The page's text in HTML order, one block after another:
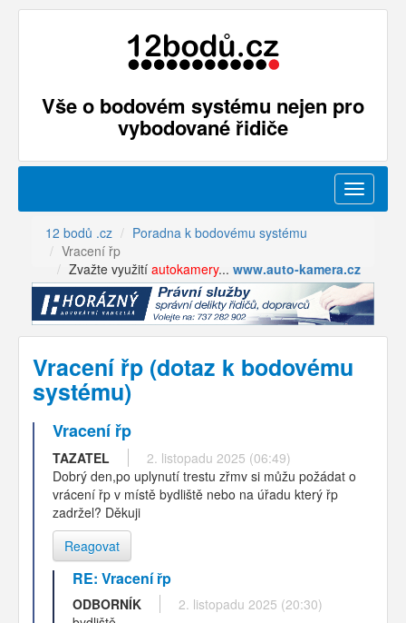
Vše o bodovém systému nejen pro
vybodované řidiče
Menu
12 bodů .cz
Poradna k bodovému systému
Vracení řp
Zvažte využití autokamery... www.auto-kamera.cz
Vracení řp (dotaz k bodovému
systému)
Vracení řp
TAZATEL
2. listopadu 2025 (06:49)
Dobrý den,po uplynutí trestu zřmv si můžu požádat o
vrácení řp v místě bydliště nebo na úřadu který řp
zadržel? Děkuji
Reagovat
RE: Vracení řp
ODBORNÍK
2. listopadu 2025 (20:30)